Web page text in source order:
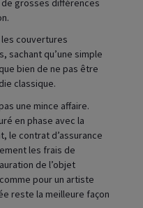
couvertures
sachant qu’une simple
bien de ne pas être
classique.
une mince affaire.
en phase avec la
le contrat d’assurance
les frais de
de l’objet
pour un artiste
reste la meilleure façon